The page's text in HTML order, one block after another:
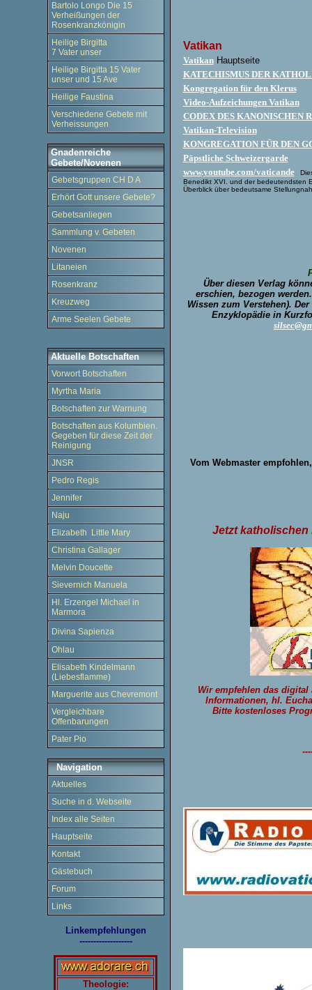
Bartolo Longo Die 15
Verheißungen der
Rosenkranzkönigin
Heilige Birgitta
7 Vater unser
Heilige Birgitta 15 Vater
unser und 15 Ave
Heilige Faustina
Verschiedene Gebete mit
Verheissungen
Gnadenreiche
Gebete/Novenen
Gebetsgruppen CH D A
Erhört Gott unsere Gebete?
Gebetsanliegen
Sammlung v. Gebeten
Novenen
Litaneien
Rosenkranz
Kreuzweg
Arme Seelen Gebete
Aktuelle Botschaften
Vorwort Botschaften
Myrtha Maria
Botschaften zur Warnung
Botschaften aus Kolumbien.
Gegeben für diese Zeit der
Reinigung
JNSR
Pedro Regis
Jennifer
Naju
Elizabeth Little Mary
Christina Gallager
Melvin Doucette
Sievernich Manuela
Hl. Erzengel Michael in
Marmora
Divina Sapienza
Ohlau
Elisabeth Kindelmann
(Liebesflamme)
Marguerite aus Chevremont
Vergleichbare
Offenbarungen
Pater Pio
Navigation
Aktuelles
Suche in d. Webseite
Index alle Seiten
Hauptseite
Kontakt
Gästebuch
Forum
Links
Linkempfehlungen
-------------------
Theologie:
Vatikan
Vatikan Hauptseite
KATECHISMUS DER
Kongregation für den Klerus
Video-Aufzeichungen Vatikan
CODEX DES KANONISCHEN
Vatikan-Television
KONGREGATION FÜR DEN
Päpstliche Schweizergarde
www.youtube.com/vaticande
Benedikt XVI. und der bedeutendsten
Überblick über bedeutsame
Über diesen Verlag
erschien, bezogen
Wissen zum Verstehen).
Enzyklopädie in
Vom Webmaster
Jetzt
Wir empfehlen das digital
Informationen, hl.
Bitte kostenloses